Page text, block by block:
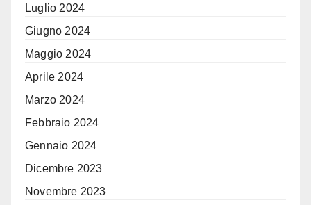
Luglio 2024
Giugno 2024
Maggio 2024
Aprile 2024
Marzo 2024
Febbraio 2024
Gennaio 2024
Dicembre 2023
Novembre 2023